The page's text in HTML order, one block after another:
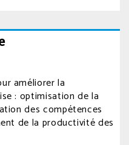
améliorer la
: optimisation de la
des compétences
de la productivité des